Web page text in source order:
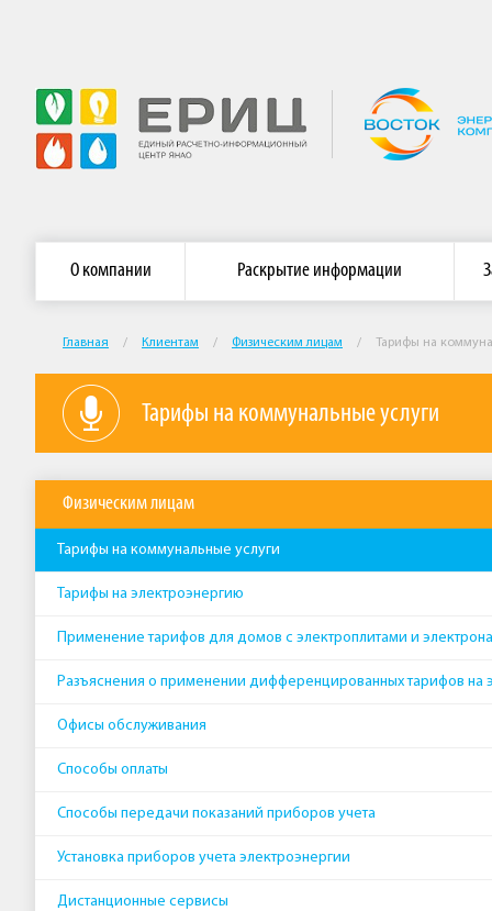
Главная страница АО «ЕРИЦ ЯНАО» Сайт АО
О компании Раскрытие информации
Главная / Клиентам / Физическим лицам / Тарифы на
Тарифы на коммунальные услуги
Физическим лицам
Тарифы на коммунальные услуги
Тарифы на электроэнергию
Применение тарифов для домов с электроплитами и
Разъяснения о применении дифференцированных тарифов на
Офисы обслуживания
Способы оплаты
Способы передачи показаний приборов учета
Установка приборов учета электроэнергии
Дистанционные сервисы